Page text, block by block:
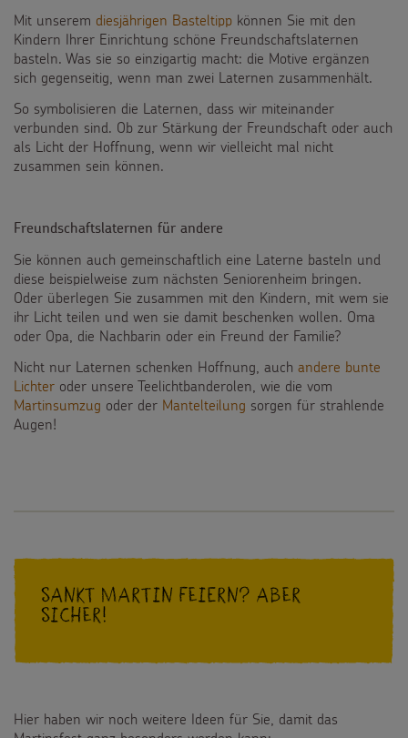
Mit unserem diesjährigen Basteltipp können Sie mit den
Kindern Ihrer Einrichtung schöne Freundschaftslaternen
basteln. Was sie so einzigartig macht: die Motive ergänzen
sich gegenseitig, wenn man zwei Laternen zusammenhält.
So symbolisieren die Laternen, dass wir miteinander
verbunden sind. Ob zur Stärkung der Freundschaft oder auch
als Licht der Hoffnung, wenn wir vielleicht mal nicht
zusammen sein können.
Freundschaftslaternen für andere
Sie können auch gemeinschaftlich eine Laterne basteln und
diese beispielweise zum nächsten Seniorenheim bringen.
Oder überlegen Sie zusammen mit den Kindern, mit wem sie
ihr Licht teilen und wen sie damit beschenken wollen. Oma
oder Opa, die Nachbarin oder ein Freund der Familie?
Nicht nur Laternen schenken Hoffnung, auch andere bunte
Lichter oder unsere Teelichtbanderolen, wie die vom
Martinsumzug oder der Mantelteilung sorgen für strahlende
Augen!
Sankt Martin feiern? Aber
sicher!
Hier haben wir noch weitere Ideen für Sie, damit das